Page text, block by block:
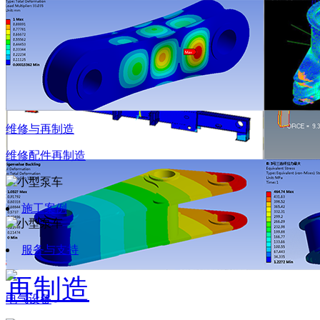
维修与再制造
维修配件再制造
施工案例
服务与支持
电气设备
再制造
再制造